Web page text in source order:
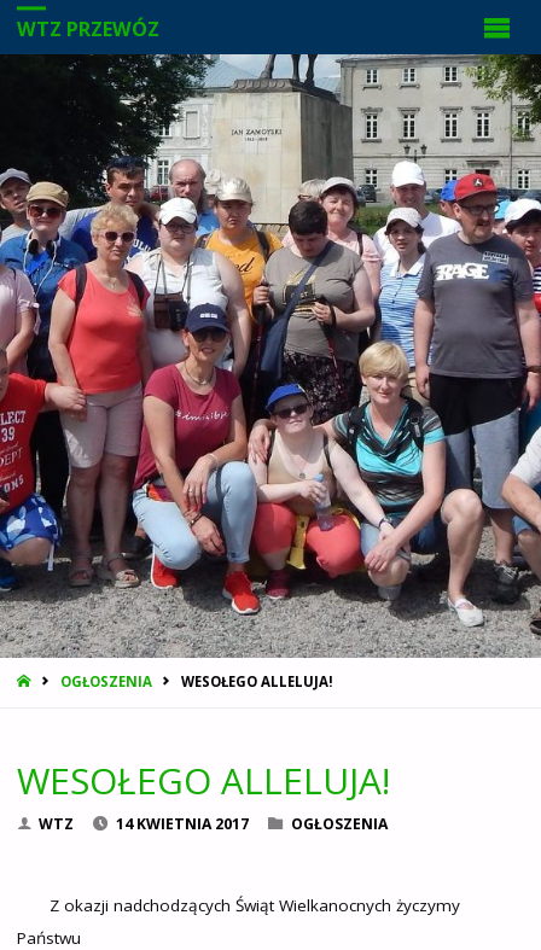
WTZ PRZEWÓZ
STRONA
OGŁOSZENIA WESOŁEGO ALLELUJA!
WESOŁEGO ALLELUJA!
WTZ 14 KWIETNIA 2017 OGŁOSZENIA
Z okazji nadchodzących Świąt Wielkanocnych życzymy
Państwu